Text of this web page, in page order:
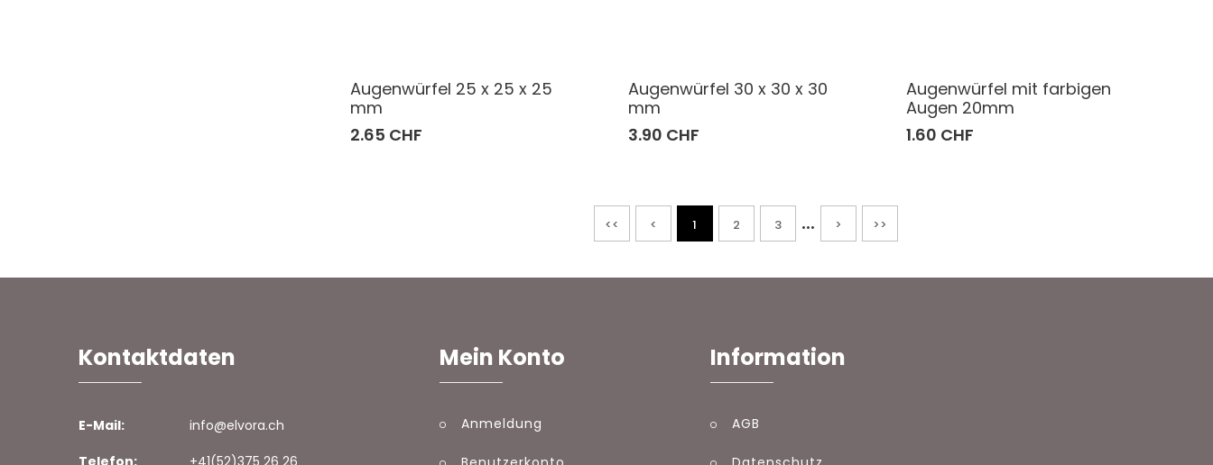
Augenwürfel 25 x 25 x 25
mm
2.65 CHF
Augenwürfel 30 x 30 x 30
mm
3.90 CHF
Augenwürfel mit farbigen
Augen 20mm
1.60 CHF
<< < 1 2 3 ... > >>
Kontaktdaten
E-Mail:
info@elvora.ch
Mein Konto
Anmeldung
Information
AGB